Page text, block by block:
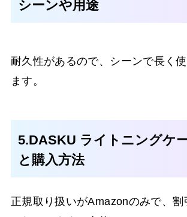
シーンや用途
耐久性があるので、シーンで長く
ます。
5.DASKU ライトニングケ
と購入方法
正規取り扱いがAmazonのみで、割